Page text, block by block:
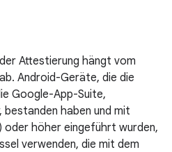
Attestierung hängt vom
Android-Geräte, die die
Google-App-Suite,
bestanden haben und mit
oder höher eingeführt wurden,
verwenden, die mit dem